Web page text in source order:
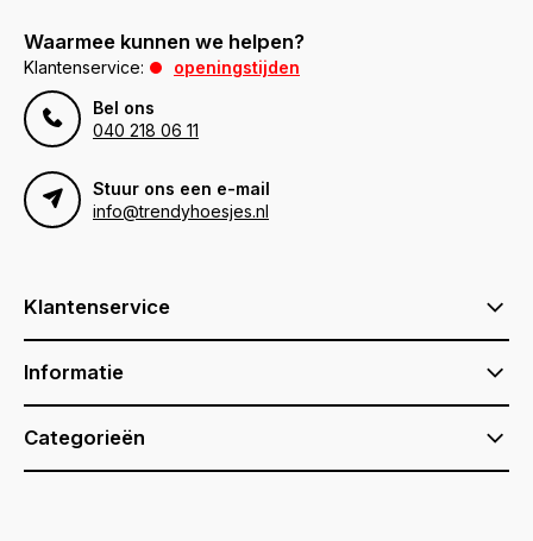
Waarmee kunnen we helpen?
Klantenservice:
openingstijden
Bel ons
040 218 06 11
Stuur ons een e-mail
info@trendyhoesjes.nl
Klantenservice
Informatie
Categorieën